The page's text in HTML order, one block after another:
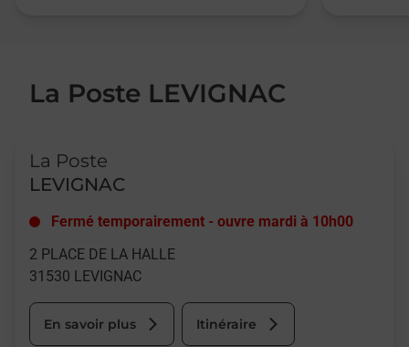
La Poste LEVIGNAC
La Poste
LEVIGNAC
Fermé temporairement - ouvre mardi à 10h00
2 PLACE DE LA HALLE
31530 LEVIGNAC
En savoir plus Itinéraire